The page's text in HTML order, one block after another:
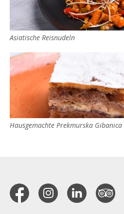
Asiatische Reisnudeln
Hausgemachte Prekmurska Gibanica